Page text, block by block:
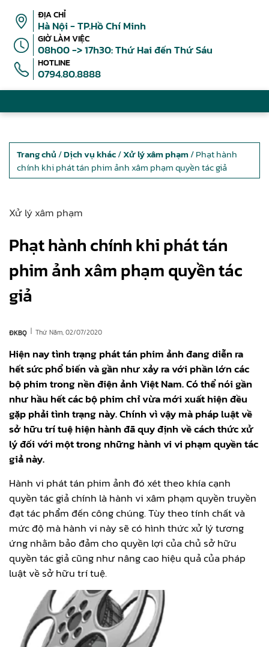
ĐỊA CHỈ
Hà Nội - TP.Hồ Chí Minh
GIỜ LÀM VIỆC
08h00 -> 17h30: Thứ Hai đến Thứ Sáu
HOTLINE
0794.80.8888
Trang chủ /Dịch vụ khác/Xử lý xâm phạm / Phạt hành
chính khi phát tán phim ảnh xâm phạm quyền tác giả
Xử lý xâm phạm
Phạt hành chính khi phát tán
phim ảnh xâm phạm quyền tác
giả
ĐKBQ | Thứ Năm, 02/07/2020
Hiện nay tình trạng phát tán phim ảnh đang diễn ra
hết sức phổ biến và gần như xảy ra với phần lớn các
bộ phim trong nền điện ảnh Việt Nam. Có thể nói gần
như hầu hết các bộ phim chỉ vừa mới xuất hiện đều
gặp phải tình trạng này. Chính vì vậy mà pháp luật về
sở hữu trí tuệ hiện hành đã quy định về cách thức xử
lý đối với một trong những hành vi vi phạm quyền tác
giả này.
Hành vi phát tán phim ảnh đó xét theo khía cạnh
quyền tác giả chính là hành vi xâm phạm quyền truyền
đạt tác phẩm đến công chúng. Tùy theo tính chất và
mức độ mà hành vi này sẽ có hình thức xử lý tương
ứng nhằm bảo đảm cho quyền lợi của chủ sở hữu
quyền tác giả cũng như nâng cao hiệu quả của pháp
luật về sở hữu trí tuệ.